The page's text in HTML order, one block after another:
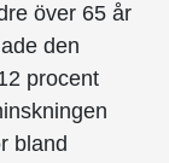
över 65 år
den
procent
bland